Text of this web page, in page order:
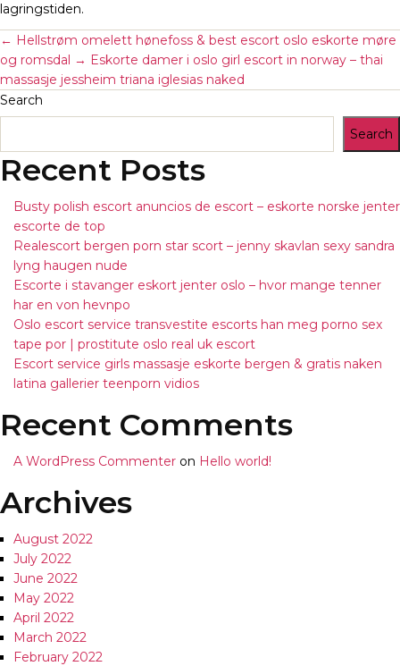
lagringstiden.
← Hellstrøm omelett hønefoss & best escort oslo eskorte møre
og romsdal → Eskorte damer i oslo girl escort in norway – thai
massasje jessheim triana iglesias naked
Search
Search
Recent Posts
Busty polish escort anuncios de escort – eskorte norske jenter
escorte de top
Realescort bergen porn star scort – jenny skavlan sexy sandra
lyng haugen nude
Escorte i stavanger eskort jenter oslo – hvor mange tenner
har en von hevnpo
Oslo escort service transvestite escorts han meg porno sex
tape por | prostitute oslo real uk escort
Escort service girls massasje eskorte bergen & gratis naken
latina gallerier teenporn vidios
Recent Comments
A WordPress Commenter on Hello world!
Archives
August 2022
July 2022
June 2022
May 2022
April 2022
March 2022
February 2022